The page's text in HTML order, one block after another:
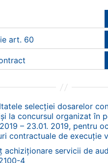
art. 60
selecției dosarelor
la concursul organizat în
– 23.01. 2019, pentru
contractuale de execuție
achiziționare servicii de
4